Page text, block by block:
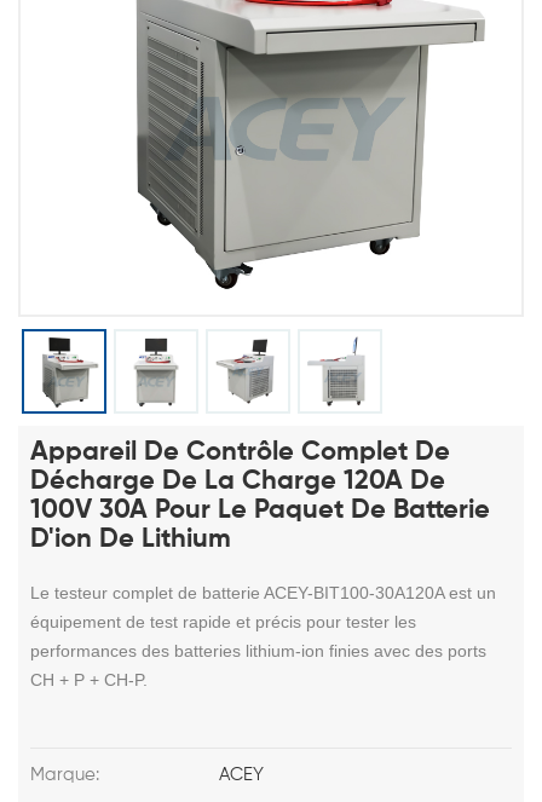
Appareil De Contrôle Complet De
Décharge De La Charge 120A De
100V 30A Pour Le Paquet De Batterie
D'ion De Lithium
Le testeur complet de batterie ACEY-BIT100-30A120Aest un
équipement de test rapide et précis pour tester les
performances des batteries lithium-ion finies avec des ports
CH + P + CH-P.
Marque: ACEY